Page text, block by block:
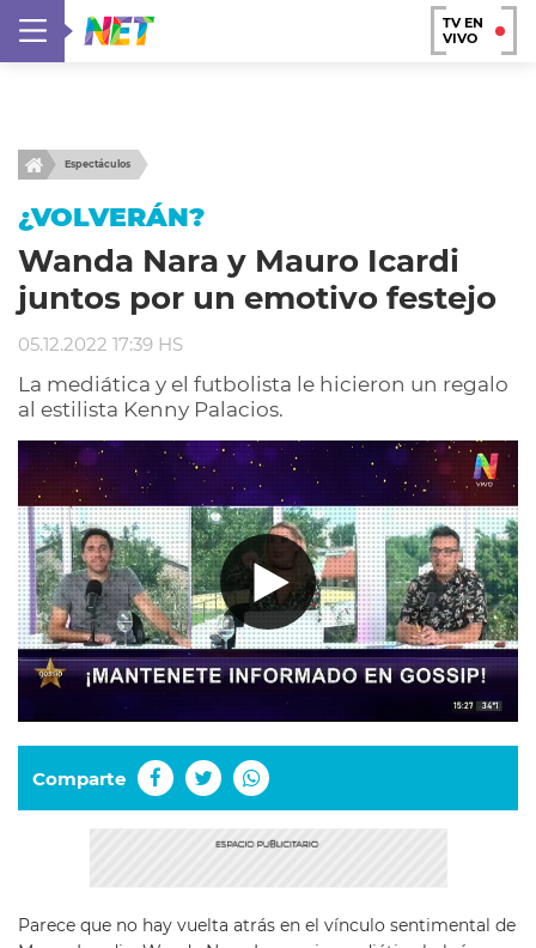
TV EN
VIVO
Espectáculos
¿VOLVERÁN?
Wanda Nara y Mauro Icardi
juntos por un emotivo festejo
05.12.2022 17:39 HS
La mediática y el futbolista le hicieron un regalo
al estilista Kenny Palacios.
Comparte
Parece que no hay vuelta atrás en el vínculo sentimental de